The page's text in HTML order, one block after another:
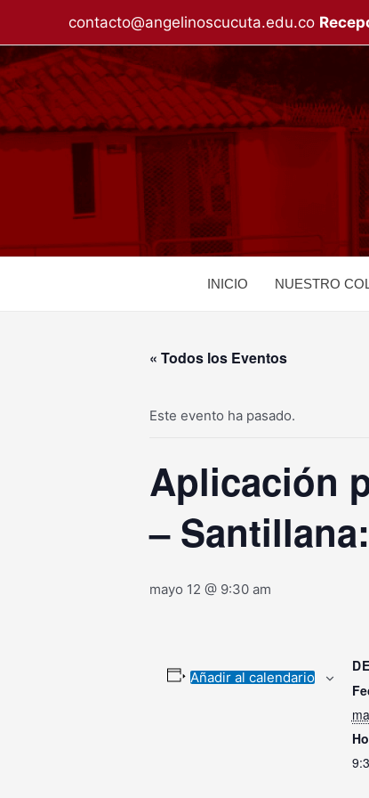
contenido
contacto@angelinoscucuta.edu.co
INICIO NUESTRO
« Todos los Eventos
Este evento ha pasado.
Aplicación
–
mayo 12 @ 9:30 am
Añadir al calendario